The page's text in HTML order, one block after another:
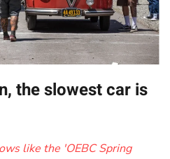
the slowest car is
like the 'OEBC Spring